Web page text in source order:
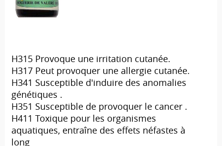
H315 Provoque une irritation cutanée.
H317 Peut provoquer une allergie cutanée.
H341 Susceptible d'induire des anomalies
génétiques .
H351 Susceptible de provoquer le cancer .
H411 Toxique pour les organismes
aquatiques, entraîne des effets néfastes à
long